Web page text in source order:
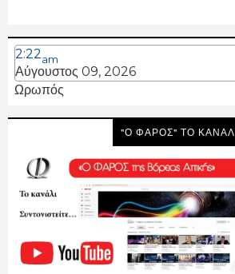
2:22am
Αύγουστος 09, 2026
Ωρωπός
"Ο ΦΑΡΟΣ" ΤΟ ΚΑΝΑΛΙ